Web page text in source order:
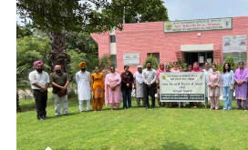
ਸਿਖਲਾਈ
ਕੋਰਸ
ਮੁਕੰਮਲ